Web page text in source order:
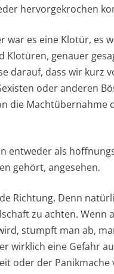
hervorgekrochen
war es eine Klotür, es
Klotüren, genauer
darauf, dass wir kurz
oder anderen
die Machtübernahme
entweder als
gehört, angesehen.
Richtung. Denn
zu achten. Wenn
stumpft man ab,
wirklich eine Gefahr
oder der